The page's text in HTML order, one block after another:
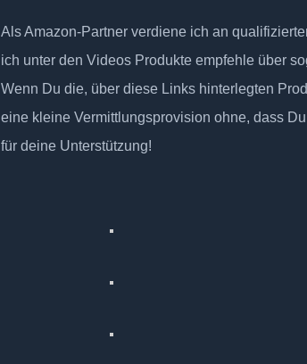
Als Amazon-Partner verdiene ich an
ich unter den Videos Produkte empfehle über
Wenn Du die, über diese Links hinterlegten
eine kleine Vermittlungsprovision ohne, dass
für deine Unterstützung!